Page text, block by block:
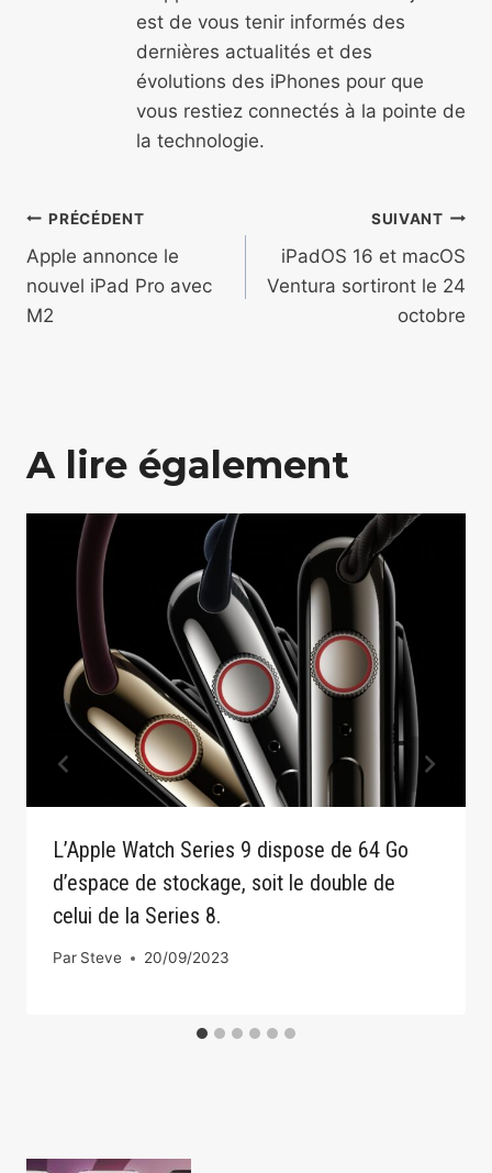
est de vous tenir informés des
dernières actualités et des
évolutions des iPhones pour que
vous restiez connectés à la pointe de
la technologie.
Navigation
de
l’article
PRÉCÉDENT
Apple annonce le
nouvel iPad Pro avec
M2
SUIVANT
iPadOS 16 et macOS
Ventura sortiront le 24
octobre
A lire également
L’Apple Watch Series 9 dispose de 64 Go
d’espace de stockage, soit le double de
celui de la Series 8.
Par Steve 20/09/2023